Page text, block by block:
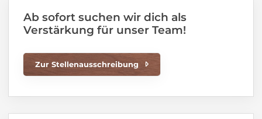
Ab sofort suchen wir dich als
Verstärkung für unser Team!
Zur Stellenausschreibung